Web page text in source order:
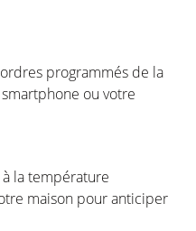
ordres programmés de la
smartphone ou votre
à latempérature
maison pouranticiper